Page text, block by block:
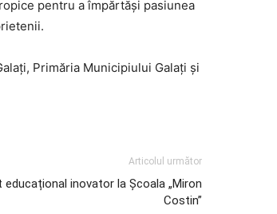
pentru a împărtăși pasiunea
Primăria Municipiului Galați și
Articolul următor
educațional inovator la Școala „Miron
Costin”